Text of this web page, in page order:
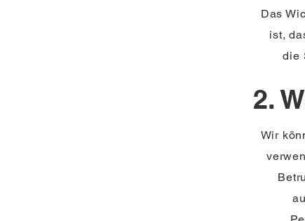
Das
ist,
die
2.
Wir